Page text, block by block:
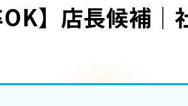
OK】店長候補